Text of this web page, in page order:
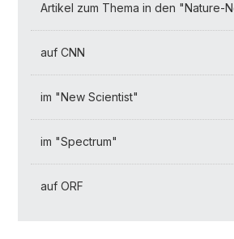
Artikel zum Thema in den "Nature-
auf CNN
im "New Scientist"
im "Spectrum"
auf ORF